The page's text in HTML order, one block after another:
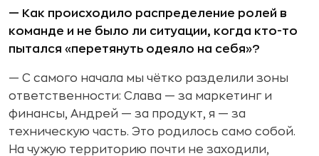
— Как происходило распределение ролей в
команде и не было ли ситуации, когда кто-то
пытался «перетянуть одеяло на себя»?
— С самого начала мы чётко разделили зоны
ответственности: Слава — за маркетинг и
финансы, Андрей — за продукт, я — за
техническую часть. Это родилось само собой.
На чужую территорию почти не заходили,